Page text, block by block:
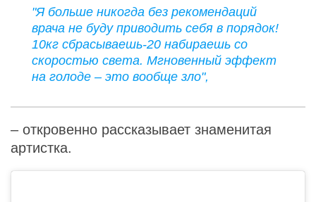
"Я больше никогда без рекомендаций
врача не буду приводить себя в порядок!
10кг сбрасываешь-20 набираешь со
скоростью света. Мгновенный эффект
на голоде – это вообще зло",
– откровенно рассказывает знаменитая
артистка.